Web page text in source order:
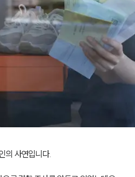
의 사연입니다.